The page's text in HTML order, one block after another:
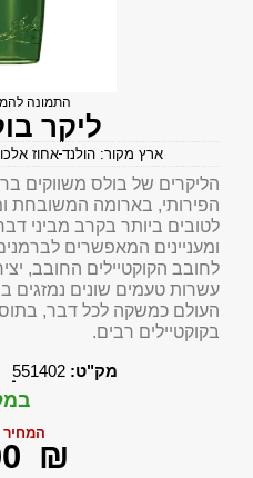
התמונה
ליקר
ארץ מקור: הולנד אחוז
הליקרים של בולס משווקים
הפירותי, בארומה המשובחת
לטובים ביותר בקרב מביני
ומעניינים המאפשרים
לחובב הקוקטיילים החובב,
עשרות טעמים שונים נמזגים
העולם כמשקה לכל דבר,
בקוקטיילים רבים.
מק"ט: 551402
המחיר
₪